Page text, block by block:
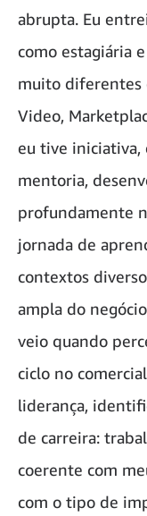
abrupta. Eu
como estagiária
muito
Video,
eu tive iniciativa,
mentoria,
profundamente
jornada de
contextos
ampla do
veio quando
ciclo no
liderança,
de carreira:
coerente com
com o tipo de